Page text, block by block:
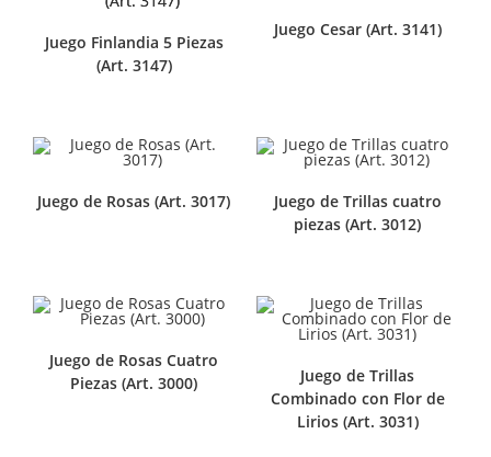
Juego Finlandia 5 Piezas
(Art. 3147)
Juego Cesar (Art. 3141)
Juego de Rosas (Art. 3017)
Juego de Trillas cuatro
piezas (Art. 3012)
Juego de Rosas Cuatro
Piezas (Art. 3000)
Juego de Trillas
Combinado con Flor de
Lirios (Art. 3031)